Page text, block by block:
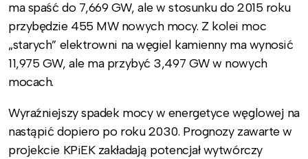
ma spaść do 7,669 GW, ale w stosunku do 2015 roku
przybędzie 455 MW nowych mocy. Z kolei moc
„starych” elektrowni na węgiel kamienny ma wynosić
11,975 GW, ale ma przybyć 3,497 GW w nowych
mocach.
Wyraźniejszy spadek mocy w energetyce węglowej na
nastąpić dopiero po roku 2030. Prognozy zawarte w
projekcie KPiEK zakładają potencjał wytwórczy